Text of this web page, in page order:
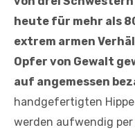
heute für mehr als
extrem armen
Opfer von Gewalt
auf angemessen
handgefertigten
werden aufwendig